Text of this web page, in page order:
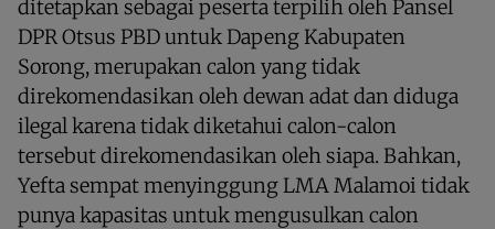
ditetapkan sebagai peserta terpilih oleh Pansel
DPR Otsus PBD untuk Dapeng Kabupaten
Sorong, merupakan calon yang tidak
direkomendasikan oleh dewan adat dan diduga
ilegal karena tidak diketahui calon-calon
tersebut direkomendasikan oleh siapa. Bahkan,
Yefta sempat menyinggung LMA Malamoi tidak
punya kapasitas untuk mengusulkan calon